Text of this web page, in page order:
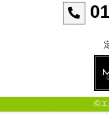
©エ